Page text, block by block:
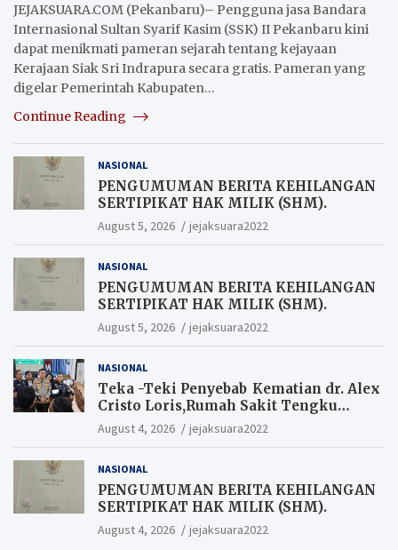
JEJAKSUARA.COM (Pekanbaru)– Pengguna jasa Bandara
Internasional Sultan Syarif Kasim (SSK) II Pekanbaru kini
dapat menikmati pameran sejarah tentang kejayaan
Kerajaan Siak Sri Indrapura secara gratis. Pameran yang
digelar Pemerintah Kabupaten…
Continue Reading
NASIONAL
PENGUMUMAN BERITA KEHILANGAN
SERTIPIKAT HAK MILIK (SHM).
August 5, 2026 jejaksuara2022
NASIONAL
PENGUMUMAN BERITA KEHILANGAN
SERTIPIKAT HAK MILIK (SHM).
August 5, 2026 jejaksuara2022
NASIONAL
Teka -Teki Penyebab Kematian dr. Alex
Cristo Loris,Rumah Sakit Tengku
Rafian Siak Terjawab Sudah Hasil
Penyelidikan Menyatakan Korban
satu Penyebabnya Diduga utang
pinjaman online
August 4, 2026 jejaksuara2022
NASIONAL
PENGUMUMAN BERITA KEHILANGAN
SERTIPIKAT HAK MILIK (SHM).
August 4, 2026 jejaksuara2022